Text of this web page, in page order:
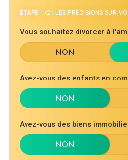
ÉTAPE 1/2 : LES PRÉCISIONS SUR
Vous souhaitez divorcer à
Avez-vous des enfants en
Avez-vous des biens